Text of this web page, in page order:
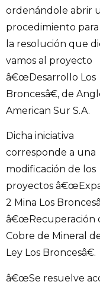
ordenándole abrir
procedimiento para
la resolución que
vamos al proyecto
â€œDesarrollo Los
Broncesâ€, de
American Sur S.A.
Dicha iniciativa
corresponde a una
modificación de los
proyectos
2 Mina Los
â€œRecuperación
Cobre de Mineral
Ley Los Broncesâ€.
â€œSe resuelve